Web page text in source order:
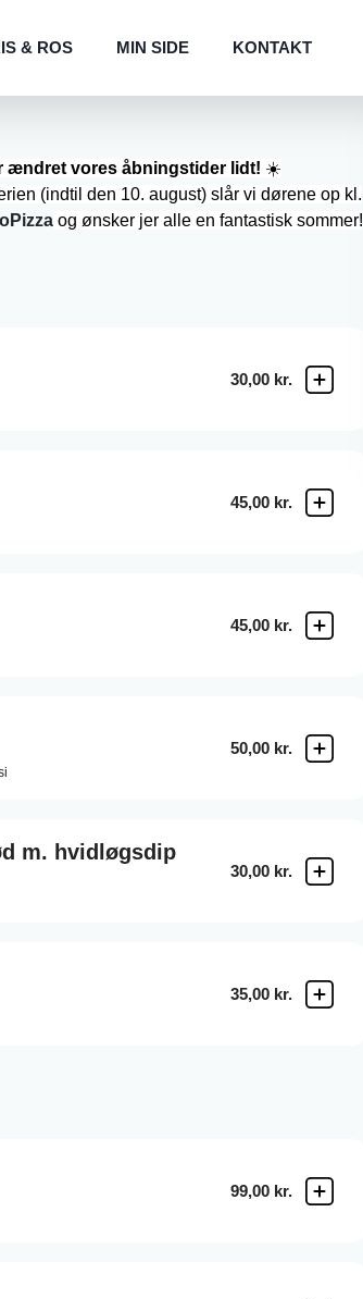
& ROS MIN SIDE KONTAKT
ændret vores åbningstider lidt! ☀️
(indtil den 10. august) slår vi dørene op kl.
og ønsker jer alle en fantastisk sommer!
30,00 kr.
45,00 kr.
45,00 kr.
50,00 kr.
m. hvidløgsdip
30,00 kr.
35,00 kr.
99,00 kr.